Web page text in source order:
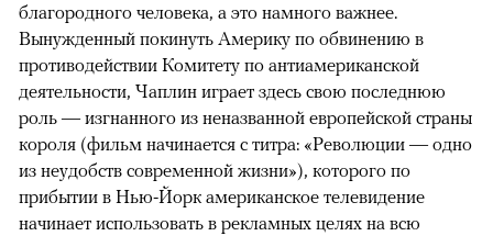
благородного человека, а это намного важнее.
Вынужденный покинуть Америку по обвинению в
противодействии Комитету по антиамериканской
деятельности, Чаплин играет здесь свою последнюю
роль — изгнанного из неназванной европейской страны
короля (фильм начинается с титра: «Революции — одно
из неудобств современной жизни»), которого по
прибытии в Нью-Йорк американское телевидение
начинает использовать в рекламных целях на всю